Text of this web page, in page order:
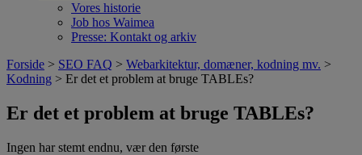
Vores historie
Job hos Waimea
Presse: Kontakt og arkiv
Forside > SEO FAQ > Webarkitektur, domæner, kodning mv. >
Kodning > Er det et problem at bruge TABLEs?
Er det et problem at bruge TABLEs?
Ingen har stemt endnu, vær den første